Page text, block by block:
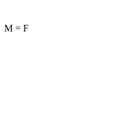
M = F